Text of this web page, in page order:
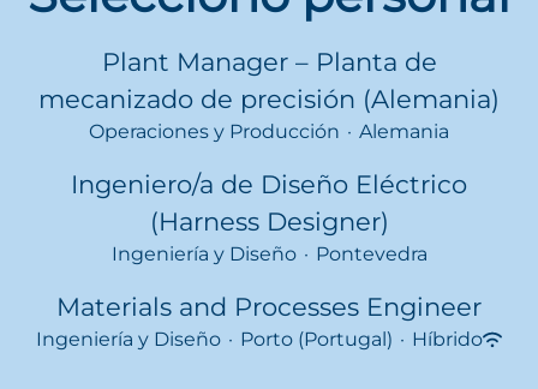
Plant Manager – Planta de
mecanizado de precisión (Alemania)
Operaciones y Producción · Alemania
Ingeniero/a de Diseño Eléctrico
(Harness Designer)
Ingeniería y Diseño · Pontevedra
Materials and Processes Engineer
Ingeniería y Diseño · Porto (Portugal) · Híbrido